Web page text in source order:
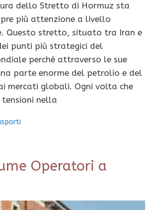
dello Stretto di Hormuz sta
più attenzione a livello
Questo stretto, situato tra Iran e
punti più strategici del
perché attraverso le sue
parte enorme del petrolio e del
mercati globali. Ogni volta che
nella
Operatori a